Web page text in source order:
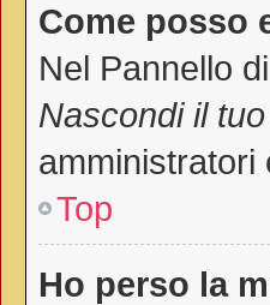
Come posso
Nel Pannello
Nascondi il
amministratori
Top
Ho perso la